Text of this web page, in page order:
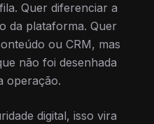
Quer diferenciar a
da plataforma. Quer
ou CRM, mas
não foi desenhada
operação.
digital, isso vira